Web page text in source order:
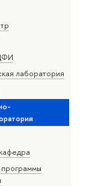
лаборатория